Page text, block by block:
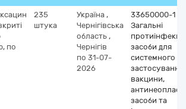
по
235
штука
Україна ,
Чернігівська
область ,
Чернігів
по 31-07-
2026
33650000-1
Загальні
засоби для
системного
застосування,
вакцини,
засоби та